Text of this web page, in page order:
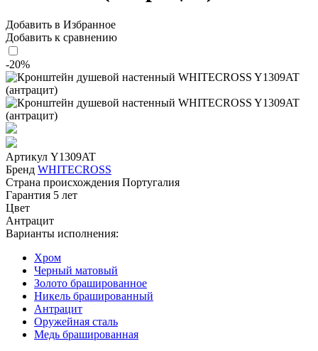
Добавить в Избранное
Добавить к сравнению
-20%
Артикул Y1309AT
Бренд WHITECROSS
Страна происхождения Португалия
Гарантия 5 лет
Цвет
Антрацит
Варианты исполнения:
Хром
Черный матовый
Золото брашированное
Никель брашированный
Антрацит
Оружейная сталь
Медь брашированная